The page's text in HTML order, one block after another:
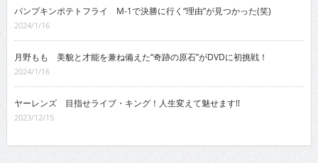
パンプキンポテトフライ M-1で決勝に行く“理由”が見つかった(笑)
2024/1/16
月野もも 美貌と才能を兼ね備えた“奇跡の原石”がDVDに初挑戦！
2024/1/16
ヤーレンズ 目指せライブ・キング！人生変えて魅せます!!
2023/12/15